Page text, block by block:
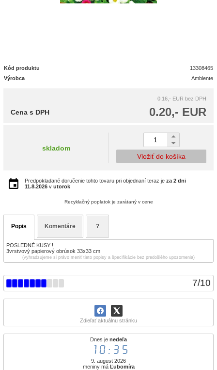
7/10
Zdieľať aktuálnu stránku
Dnes je nedeľa
10:35
9. august 2026
meniny má Ľubomíra
Kód produktu
13308465
Výrobca
Ambiente
0.16,- EUR bez DPH
0.20,- EUR
Cena s DPH
skladom
Vložiť do košíka
Predpokladané doručenie tohto tovaru pri objednaní teraz je za 2 dni
11.8.2026 v utorok
Recyklačný poplatok je zarátaný v cene
Popis Komentáre ?
POSLEDNÉ KUSY !
3vrstvový papierový obrúsok 33x33 cm
(vyhradzujeme si právo meniť tieto popisy a špecifikácie bez predošlého upozornenia)